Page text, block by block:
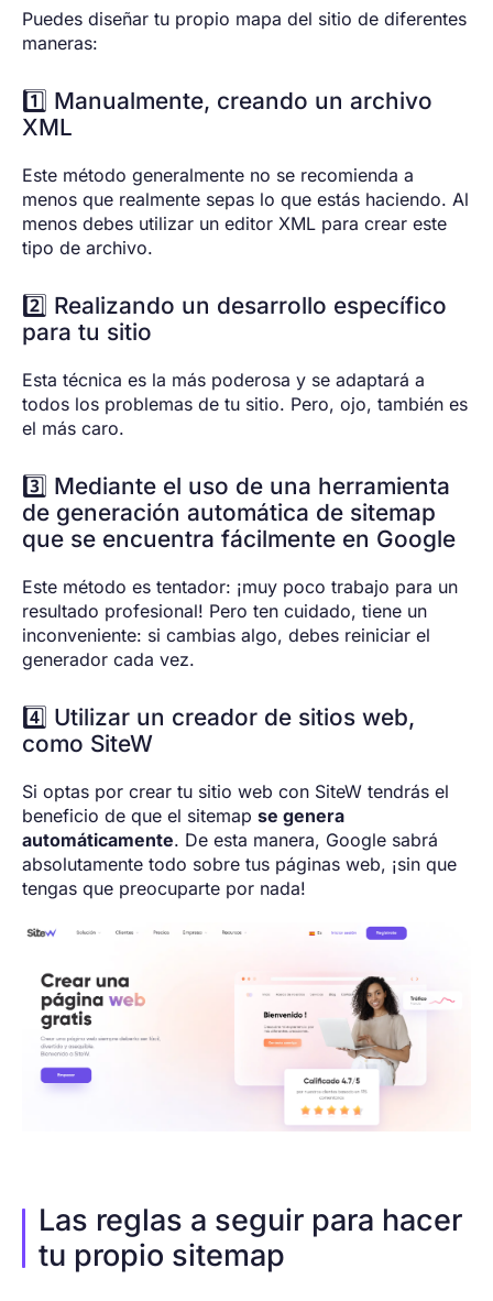
Puedes diseñar tu propio mapa del sitio de diferentes
maneras:
1️⃣ Manualmente, creando un archivo
XML
Este método generalmente no se recomienda a
menos que realmente sepas lo que estás haciendo. Al
menos debes utilizar un editor XML para crear este
tipo de archivo.
2️⃣ Realizando un desarrollo específico
para tu sitio
Esta técnica es la más poderosa y se adaptará a
todos los problemas de tu sitio. Pero, ojo, también es
el más caro.
3️⃣ Mediante el uso de una herramienta
de generación automática de sitemap
que se encuentra fácilmente en Google
Este método es tentador: ¡muy poco trabajo para un
resultado profesional! Pero ten cuidado, tiene un
inconveniente: si cambias algo, debes reiniciar el
generador cada vez.
4️⃣ Utilizar un creador de sitios web,
como SiteW
Si optas por crear tu sitio web con SiteW tendrás el
beneficio de que el sitemap se genera
automáticamente. De esta manera, Google sabrá
absolutamente todo sobre tus páginas web, ¡sin que
tengas que preocuparte por nada!
Las reglas a seguir para hacer
tu propio sitemap